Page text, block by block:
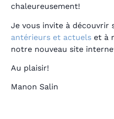
chaleureusement!
Je vous invite à découvrir
antérieurs et actuels et à
notre nouveau site
Au plaisir!
Manon Salin